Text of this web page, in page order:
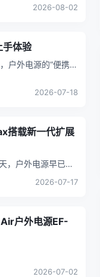
2026-08-02
手体验
户外电源的“便携”
2026-07-18
搭载新一代扩展
，户外电源早已不
乃至户外作业等多
2026-07-17
户外电源EF-
2026-07-02